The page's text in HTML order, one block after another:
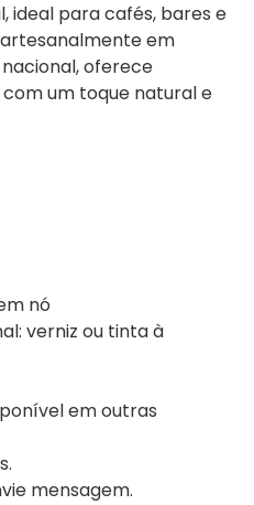
ideal para cafés, bares e
em
oferece
um toque natural e
nó
verniz ou tinta à
em outras
mensagem.